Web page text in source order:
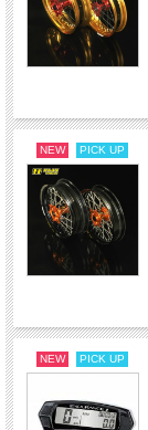
NEW PICK UP
NEW PICK UP